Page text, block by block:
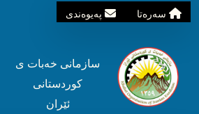
سه‌ره‌تا په‌یوه‌ندی
سازمانی خه‌بات ی
کوردستانی
ئێران